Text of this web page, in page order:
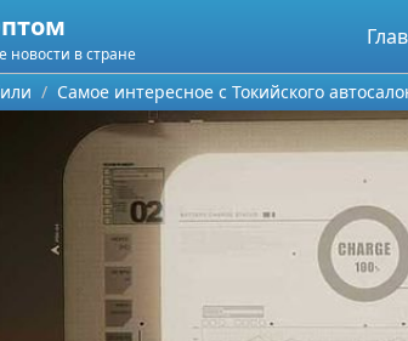
новости в стране
Самое интересное с Токийского